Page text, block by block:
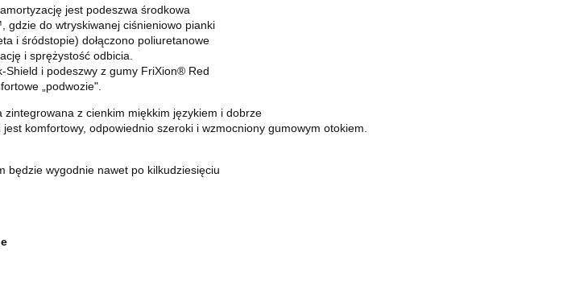
jest podeszwa środkowa
do wtryskiwanej ciśnieniowo pianki
i śródstopie) dołączono poliuretanowe
i sprężystość odbicia.
Shield i podeszwy z gumy FriXion® Red
„podwozie".
z cienkim miękkim językiem i dobrze
komfortowy, odpowiednio szeroki i wzmocniony gumowym otokiem.
będzie wygodnie nawet po kilkudziesięciu